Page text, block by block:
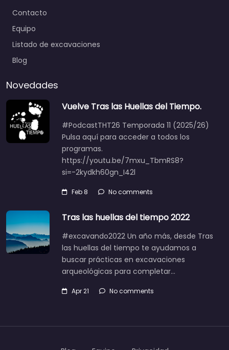
Contacto
Equipo
Listado de excavaciones
Blog
Novedades
Vuelve Tras las Huellas del Tiempo.
#PodcastTHT26 Temporada 11 (2025/26)
Pulsa aquí para acceder a todos los
programas.
https://youtu.be/7mxu_TbmRS8?
si=-2kydkh60gn_I42l
Feb 8 No comments
Tras las huellas del tiempo 2022
#excavando2022 Un año más, desde Tras
las huellas del tiempo te ayudamos a
buscar prácticas en excavaciones
arqueológicas para completar…
Apr 21 No comments